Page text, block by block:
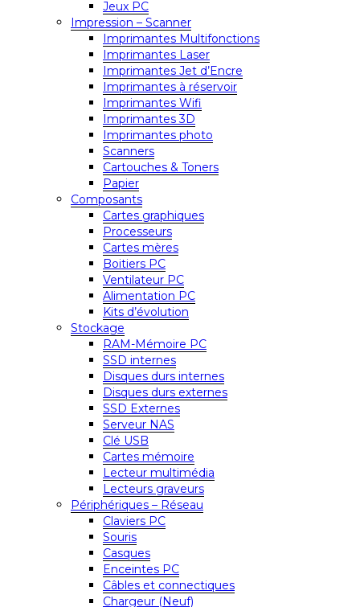
Jeux PC
Impression – Scanner
Imprimantes Multifonctions
Imprimantes Laser
Imprimantes Jet d’Encre
Imprimantes à réservoir
Imprimantes Wifi
Imprimantes 3D
Imprimantes photo
Scanners
Cartouches & Toners
Papier
Composants
Cartes graphiques
Processeurs
Cartes mères
Boitiers PC
Ventilateur PC
Alimentation PC
Kits d’évolution
Stockage
RAM-Mémoire PC
SSD internes
Disques durs internes
Disques durs externes
SSD Externes
Serveur NAS
Clé USB
Cartes mémoire
Lecteur multimédia
Lecteurs graveurs
Périphériques – Réseau
Claviers PC
Souris
Casques
Enceintes PC
Câbles et connectiques
Chargeur (Neuf)